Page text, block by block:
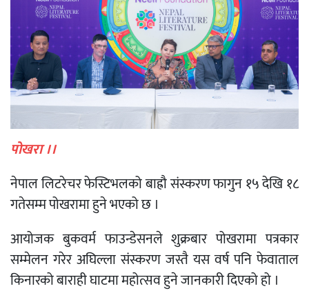
पोखरा ।।
नेपाल लिटरेचर फेस्टिभलको बाह्रौ संस्करण फागुन १५ देखि १८
गतेसम्म पोखरामा हुने भएको छ ।
आयोजक बुकवर्म फाउन्डेसनले शुक्रबार पोखरामा पत्रकार
सम्मेलन गरेर अघिल्ला संस्करण जस्तै यस वर्ष पनि फेवाताल
किनारको बाराही घाटमा महोत्सव हुने जानकारी दिएको हो ।